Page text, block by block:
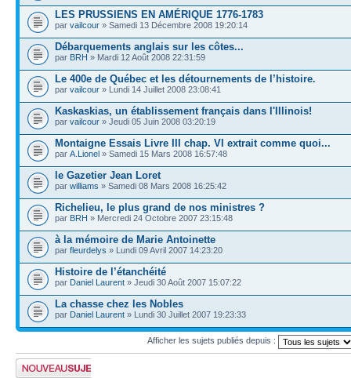
LES PRUSSIENS EN AMÉRIQUE 1776-1783
par vailcour » Samedi 13 Décembre 2008 19:20:14
Débarquements anglais sur les côtes...
par BRH » Mardi 12 Août 2008 22:31:59
Le 400e de Québec et les détournements de l’histoire.
par vailcour » Lundi 14 Juillet 2008 23:08:41
Kaskaskias, un établissement français dans l'Illinois!
par vailcour » Jeudi 05 Juin 2008 03:20:19
Montaigne Essais Livre III chap. VI extrait comme quoi...
par A.Lionel » Samedi 15 Mars 2008 16:57:48
le Gazetier Jean Loret
par williams » Samedi 08 Mars 2008 16:25:42
Richelieu, le plus grand de nos ministres ?
par BRH » Mercredi 24 Octobre 2007 23:15:48
à la mémoire de Marie Antoinette
par fleurdelys » Lundi 09 Avril 2007 14:23:20
Histoire de l’étanchéité
par Daniel Laurent » Jeudi 30 Août 2007 15:07:22
La chasse chez les Nobles
par Daniel Laurent » Lundi 30 Juillet 2007 19:23:33
Afficher les sujets publiés depuis :
Publier un nouveau
sujet